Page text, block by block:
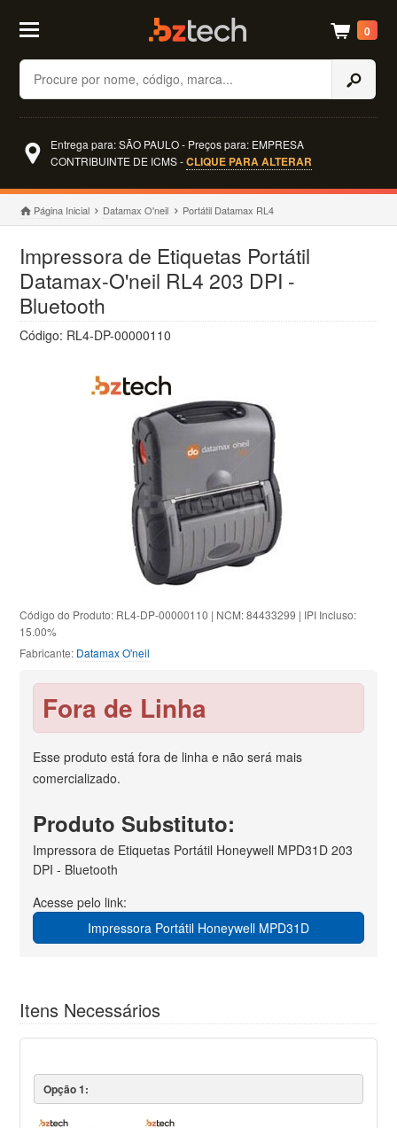
Buscar
0
Entrega para: SÃO PAULO - Preços para: EMPRESA
CONTRIBUINTE DE ICMS -CLIQUE PARA ALTERAR
Página Inicial Datamax O'neil Portátil Datamax RL4
Impressora de Etiquetas Portátil
Datamax-O'neil RL4 203 DPI -
Bluetooth
Código: RL4-DP-00000110
Código do Produto: RL4-DP-00000110 | NCM: 84433299 | IPI Incluso:
15.00%
Fabricante: Datamax O'neil
Fora de Linha
Esse produto está fora de linha e não será mais
comercializado.
Produto Substituto:
Impressora de Etiquetas Portátil Honeywell MPD31D 203
DPI - Bluetooth
Acesse pelo link:
Impressora Portátil Honeywell MPD31D
Itens Necessários
Opção 1: